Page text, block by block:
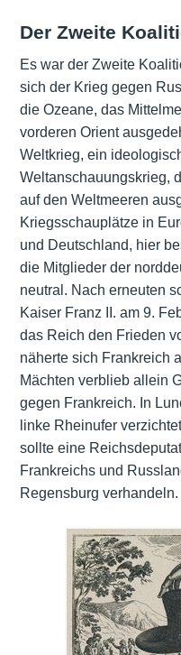
Der Zweite
Es war der Zweite
sich der Krieg gegen
die Ozeane, das
vorderen Orient
Weltkrieg, ein
Weltanschauungskrieg,
auf den Weltmeeren
Kriegsschauplätze in
und Deutschland, hier
die Mitglieder der
neutral. Nach erneuten
Kaiser Franz II. am 9.
das Reich den Frieden
näherte sich Frankreich
Mächten verblieb allein
gegen Frankreich. In
linke Rheinufer
sollte eine
Frankreichs und
Regensburg verhandeln.